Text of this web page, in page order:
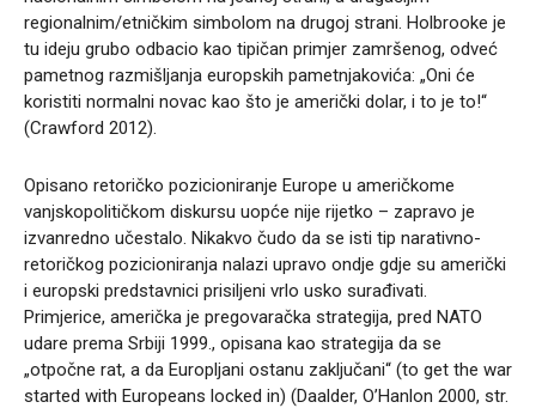
regionalnim/etničkim simbolom na drugoj strani. Holbrooke je
tu ideju grubo odbacio kao tipičan primjer zamršenog, odveć
pametnog razmišljanja europskih pametnjakovića: „Oni će
koristiti normalni novac kao što je američki dolar, i to je to!“
(Crawford 2012).
Opisano retoričko pozicioniranje Europe u američkome
vanjskopolitičkom diskursu uopće nije rijetko – zapravo je
izvanredno učestalo. Nikakvo čudo da se isti tip narativno-
retoričkog pozicioniranja nalazi upravo ondje gdje su američki
i europski predstavnici prisiljeni vrlo usko surađivati.
Primjerice, američka je pregovaračka strategija, pred NATO
udare prema Srbiji 1999., opisana kao strategija da se
„otpočne rat, a da Europljani ostanu zaključani“ (to get the war
started with Europeans locked in) (Daalder, O’Hanlon 2000, str.